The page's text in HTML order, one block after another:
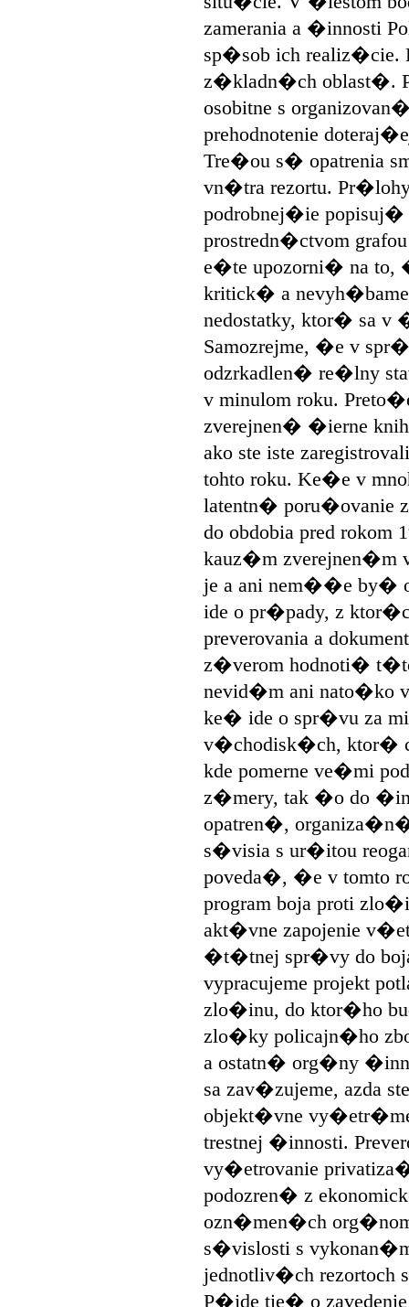
zamerania a �innosti
sp�sob ich realiz�cie.
z�kladn�ch oblast�.
osobitne s
prehodnotenie
Tre�ou s� opatrenia
vn�tra rezortu.
podrobnej�ie
prostredn�ctvom
e�te upozorni� na to,
kritick� a
nedostatky, ktor� sa
Samozrejme, �e v
odzrkadlen� re�lny
v minulom roku.
zverejnen� �ierne
ako ste iste
tohto roku. Ke�e v
latentn� poru�ovanie
do obdobia pred
kauz�m zverejnen�m
je a ani nem��e by�
ide o pr�pady, z
preverovania a
z�verom hodnoti�
nevid�m ani nato�ko
ke� ide o spr�vu za
v�chodisk�ch, ktor�
kde pomerne ve�mi
z�mery, tak �o do
opatren�,
s�visia s ur�itou
poveda�, �e v tomto
program boja proti
akt�vne zapojenie
�t�tnej spr�vy do
vypracujeme projekt
zlo�inu, do ktor�ho
zlo�ky policajn�ho
a ostatn� org�ny
sa zav�zujeme, azda
objekt�vne
trestnej �innosti.
vy�etrovanie
podozren� z
ozn�men�ch
s�vislosti s
jednotliv�ch rezortoch
P�jde tie� o